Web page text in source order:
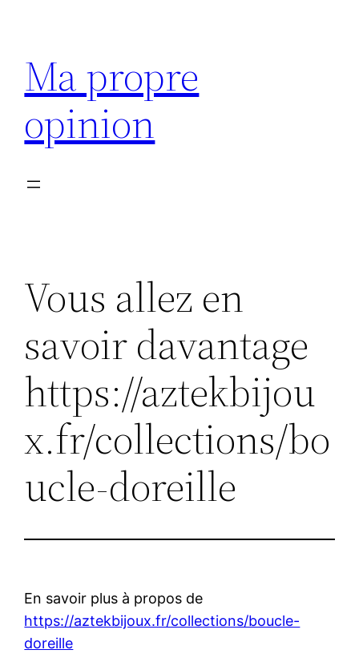
contenu
Ma propre
opinion
Vous allez en
savoir davantage
https://aztekbijou
x.fr/collections/bo
ucle-doreille
En savoir plus à propos de
https://aztekbijoux.fr/collections/boucle-
doreille